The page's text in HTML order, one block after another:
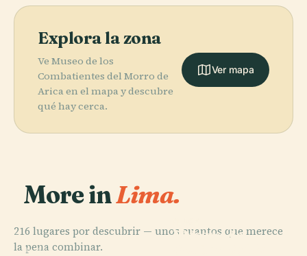
Explora la zona
Ve Museo de los
Combatientes del Morro de
Arica en el mapa y descubre
qué hay cerca.
Ver mapa
More inLima.
216 lugares por descubrir — unos cuantos que merece
la pena combinar.
PLACE
Palacio de
Museo